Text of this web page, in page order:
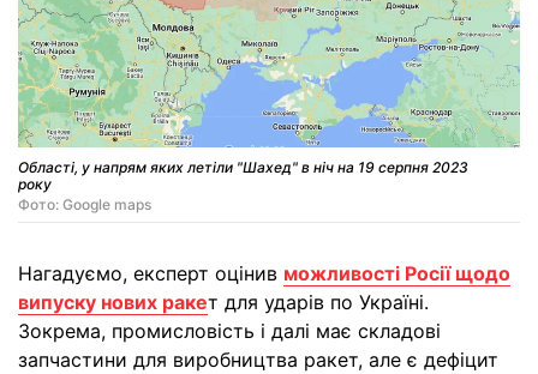
Області, у напрям яких летіли "Шахед" в ніч на 19 серпня 2023
року
Фото: Google maps
Нагадуємо, експерт оцінив можливості Росії щодо
випуску нових ракет для ударів по Україні.
Зокрема, промисловість і далі має складові
запчастини для виробництва ракет, але є дефіцит